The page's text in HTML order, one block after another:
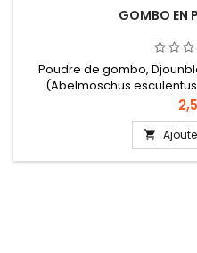
GOMBO EN
Poudre de gombo,
(Abelmoschus
collante utilisé
dans les soupes. Mais
nutritionnelles
ne dépasse pas les 30
fibres
Prix
